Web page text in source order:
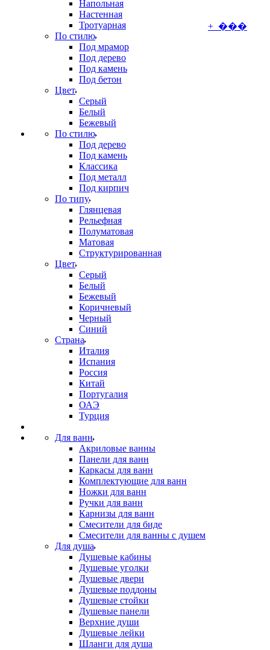
Напольная
Настенная
Тротуарная
По стилю
Под мрамор
Под дерево
Под камень
Под бетон
Цвет
Серый
Белый
Бежевый
По стилю
Под дерево
Под камень
Классика
Под металл
Под кирпич
По типу
Глянцевая
Рельефная
Полуматовая
Матовая
Структурированная
Цвет
Серый
Белый
Бежевый
Коричневый
Черный
Синий
Страна
Италия
Испания
Россия
Китай
Португалия
ОАЭ
Турция
Для ванн
Акриловые ванны
Панели для ванн
Каркасы для ванн
Комплектующие для ванн
Ножки для ванн
Ручки для ванн
Карнизы для ванн
Смесители для биде
Смесители для ванны с душем
Для душа
Душевые кабины
Душевые уголки
Душевые двери
Душевые поддоны
Душевые стойки
Душевые панели
Верхние души
Душевые лейки
Шланги для душа
+ ���